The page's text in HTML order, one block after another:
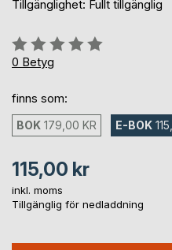
Tillgänglighet: Fullt tillgänglig
Betyg::
0%
0 Betyg
finns som:
BOK 179,00 KR E-BOK
115,00 kr
inkl. moms
Tillgänglig för nedladdning